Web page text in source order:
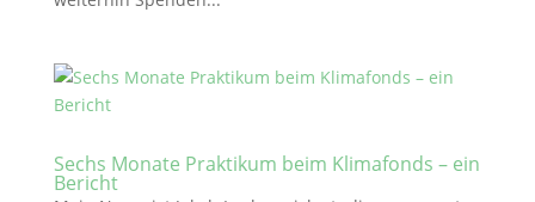
Sechs Monate Praktikum beim Klimafonds – ein
Bericht